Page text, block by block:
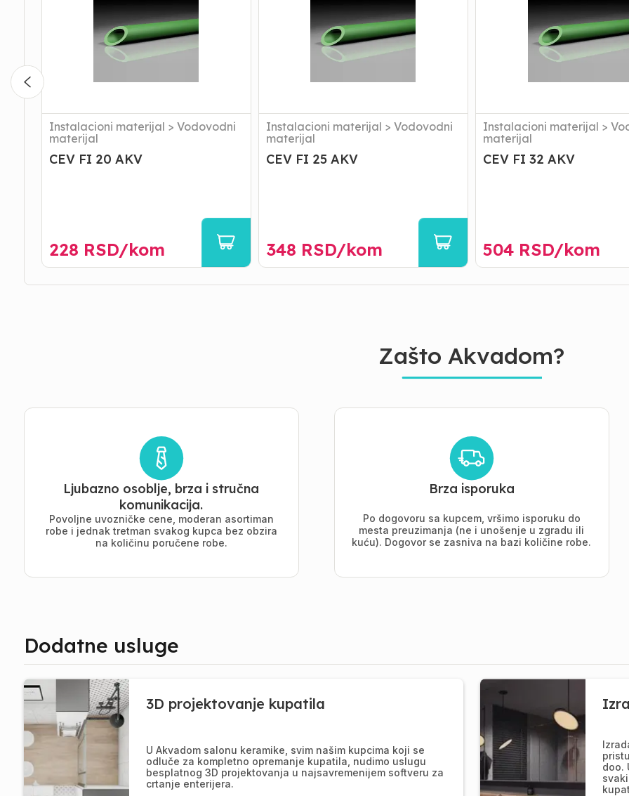
Instalacioni materijal > Vodovodni
materijal
CEV FI 20 AKV
228 RSD/kom
Instalacioni materijal > Vodovodni
materijal
CEV FI 25 AKV
348 RSD/kom
Instalacioni materijal >
materijal
CEV FI 32 AKV
504 RSD/kom
Zašto Akvadom?
Ljubazno osoblje, brza i stručna
komunikacija.
Povoljne uvozničke cene, moderan asortiman
robe i jednak tretman svakog kupca bez obzira
na količinu poručene robe.
Brza isporuka
Po dogovoru sa kupcem, vršimo isporuku do
mesta preuzimanja (ne i unošenje u zgradu ili
kuću). Dogovor se zasniva na bazi količine robe.
Dodatne usluge
3D projektovanje kupatila
U Akvadom salonu keramike, svim našim kupcima koji se
odluče za kompletno opremanje kupatila, nudimo uslugu
besplatnog 3D projektovanja u najsavremenijem softveru za
crtanje enterijera.
doo.